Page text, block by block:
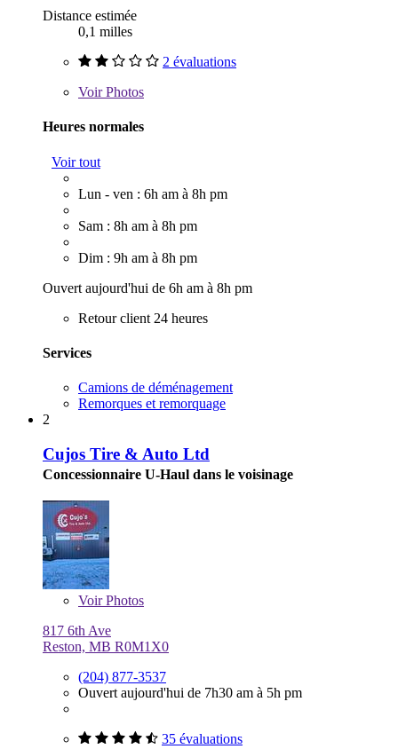
Distance estimée
0,1 milles
2 évaluations
VoirPhotos
Heures normales
Voir tout
Lun - ven : 6h am à 8h pm
Sam : 8h am à 8h pm
Dim : 9h am à 8h pm
Ouvert aujourd'hui de 6h am à 8h pm
Retour client 24 heures
Services
Camions de déménagement
Remorques et remorquage
2
Cujos Tire & Auto Ltd
Concessionnaire U-Haul dans le voisinage
VoirPhotos
817 6th Ave
Reston, MB R0M1X0
(204) 877-3537
Ouvert aujourd'hui de 7h30 am à 5h pm
35 évaluations